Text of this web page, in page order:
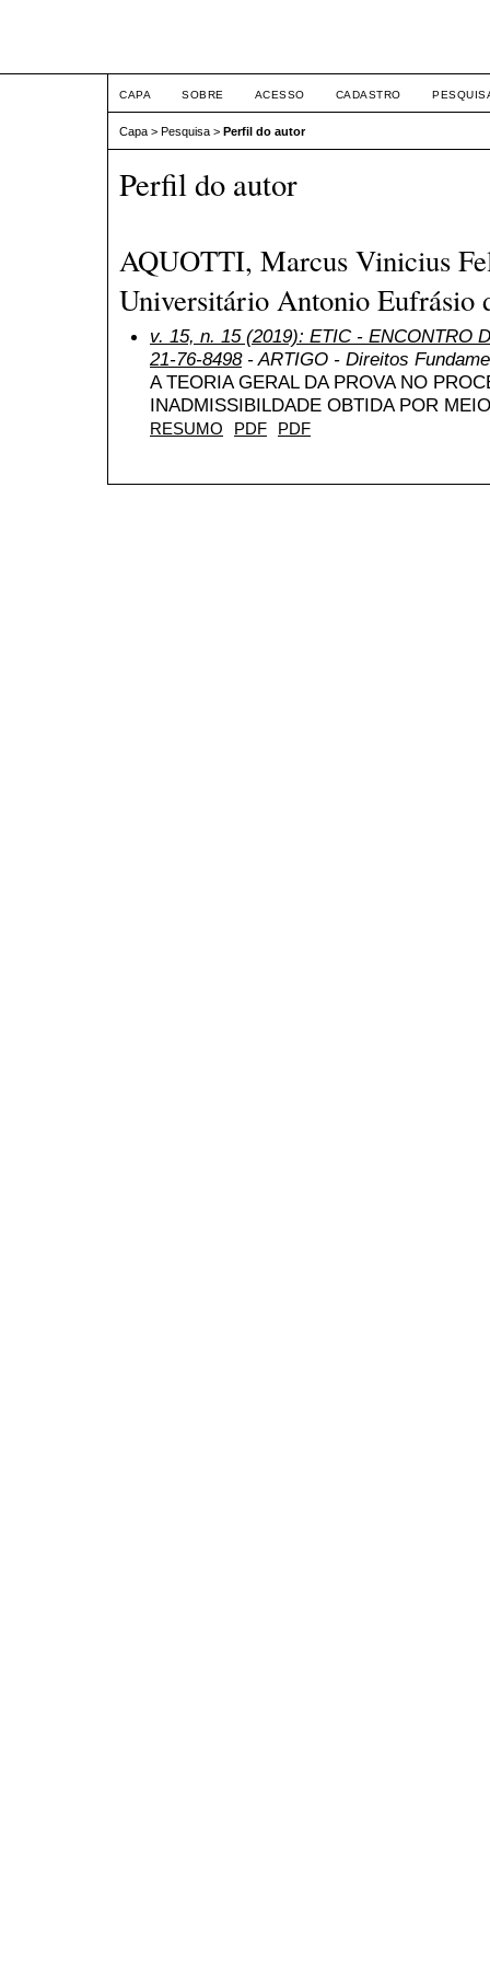
CAPA SOBRE ACESSO CADASTRO
Capa > Pesquisa > Perfil do autor
Perfil do autor
AQUOTTI, Marcus Vinicius
Universitário Antonio Eufrásio
v. 15, n. 15 (2019): ETIC - ENCONTRO
21-76-8498- ARTIGO - Direitos
A TEORIA GERAL DA PROVA NO
INADMISSIBILDADE OBTIDA POR
RESUMO PDF PDF